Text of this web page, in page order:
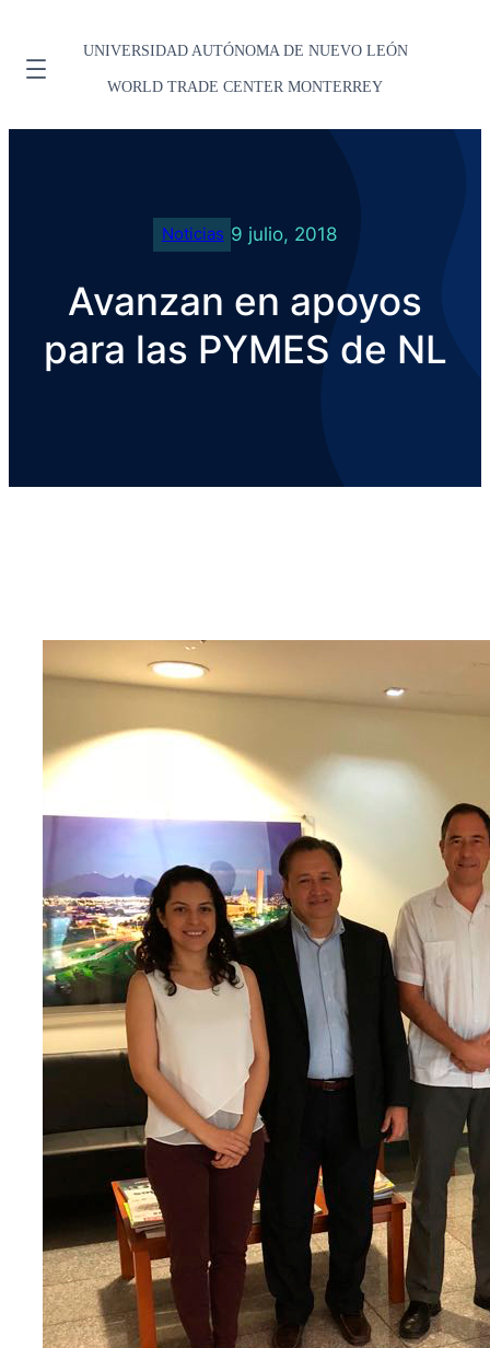
UNIVERSIDAD AUTÓNOMA DE NUEVO LEÓN
WORLD TRADE CENTER MONTERREY
Noticias 9 julio, 2018
Avanzan en apoyos
para las PYMES de NL